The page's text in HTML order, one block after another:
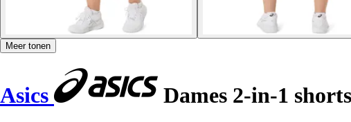
Meer tonen
Asics Dames 2-in-1